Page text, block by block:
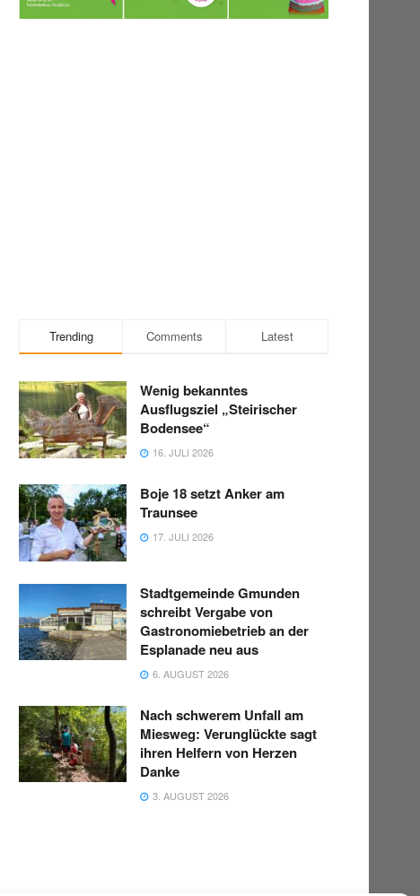
Trending Comments Latest
Wenig bekanntes
Ausflugsziel „Steirischer
Bodensee“
16. JULI 2026
Boje 18 setzt Anker am
Traunsee
17. JULI 2026
Stadtgemeinde Gmunden
schreibt Vergabe von
Gastronomiebetrieb an der
Esplanade neu aus
6. AUGUST 2026
Nach schwerem Unfall am
Miesweg: Verunglückte sagt
ihren Helfern von Herzen
Danke
3. AUGUST 2026